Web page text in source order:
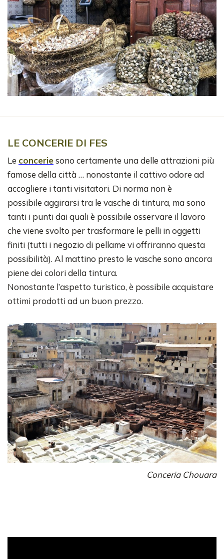
LE CONCERIE DI FES
Le conceriesono certamente una delle attrazioni più
famose della città … nonostante il cattivo odore ad
accogliere i tanti visitatori. Di norma non è
possibile aggirarsi tra le vasche di tintura, ma sono
tanti i punti dai quali è possibile osservare il lavoro
che viene svolto per trasformare le pelli in oggetti
finiti (tutti i negozio di pellame vi offriranno questa
possibilità). Al mattino presto le vasche sono ancora
piene dei colori della tintura.
Nonostante l’aspetto turistico, è possibile acquistare
ottimi prodotti ad un buon prezzo.
Conceria Chouara